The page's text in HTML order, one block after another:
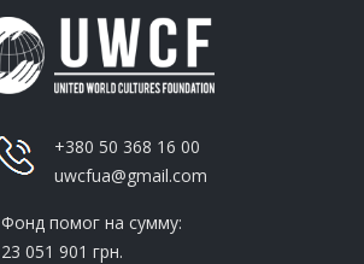
+380 50 368 16 00
uwcfua@gmail.com
Фонд помог на сумму:
23 051 901 грн.